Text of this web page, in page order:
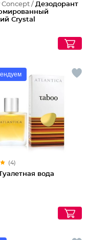
Concept / Дезодорант
Crystal
(4)
вода